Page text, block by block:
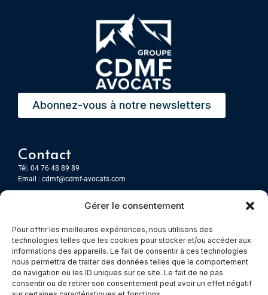
Gérer le consentement
Pour offrir les meilleures expériences, nous utilisons des
technologies telles que les cookies pour stocker et/ou accéder aux
informations des appareils. Le fait de consentir à ces technologies
nous permettra de traiter des données telles que le comportement
de navigation ou les ID uniques sur ce site. Le fait de ne pas
consentir ou de retirer son consentement peut avoir un effet négatif
Abonnez-vous à notre newsletters
Contact
Tél. 04 76 48 89 89
Email : cdmf@cdmf-avocats.com
7 Place Firmin Gautier
CS 80476
38016 GRENOBLE, Cedex 1
Chambery
Immeuble le Paris